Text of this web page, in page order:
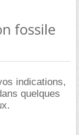
fossile
indications,
quelques